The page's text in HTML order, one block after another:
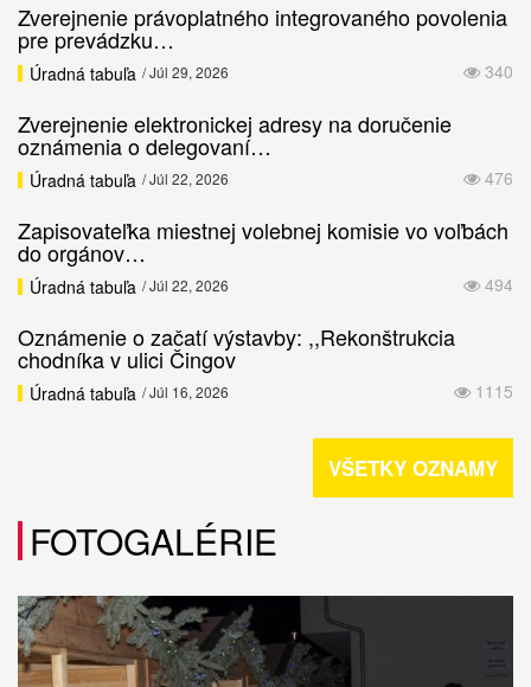
Zverejnenie právoplatného integrovaného povolenia
pre prevádzku…
340
Úradná tabuľa / Júl 29, 2026
Zverejnenie elektronickej adresy na doručenie
oznámenia o delegovaní…
476
Úradná tabuľa / Júl 22, 2026
Zapisovateľka miestnej volebnej komisie vo voľbách
do orgánov…
494
Úradná tabuľa / Júl 22, 2026
Oznámenie o začatí výstavby: ,,Rekonštrukcia
chodníka v ulici Čingov
1115
Úradná tabuľa / Júl 16, 2026
VŠETKY OZNAMY
FOTOGALÉRIE